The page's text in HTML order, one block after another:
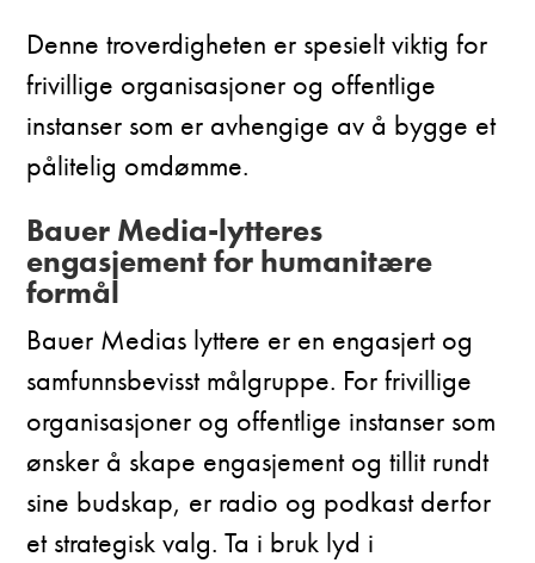
Denne troverdigheten er spesielt viktig for
frivillige organisasjoner og offentlige
instanser som er avhengige av å bygge et
pålitelig omdømme.
Bauer Media-lytteres
engasjement for humanitære
formål
Bauer Medias lyttere er en engasjert og
samfunnsbevisst målgruppe. For frivillige
organisasjoner og offentlige instanser som
ønsker å skape engasjement og tillit rundt
sine budskap, er radio og podkast derfor
et strategisk valg. Ta i bruk lyd i